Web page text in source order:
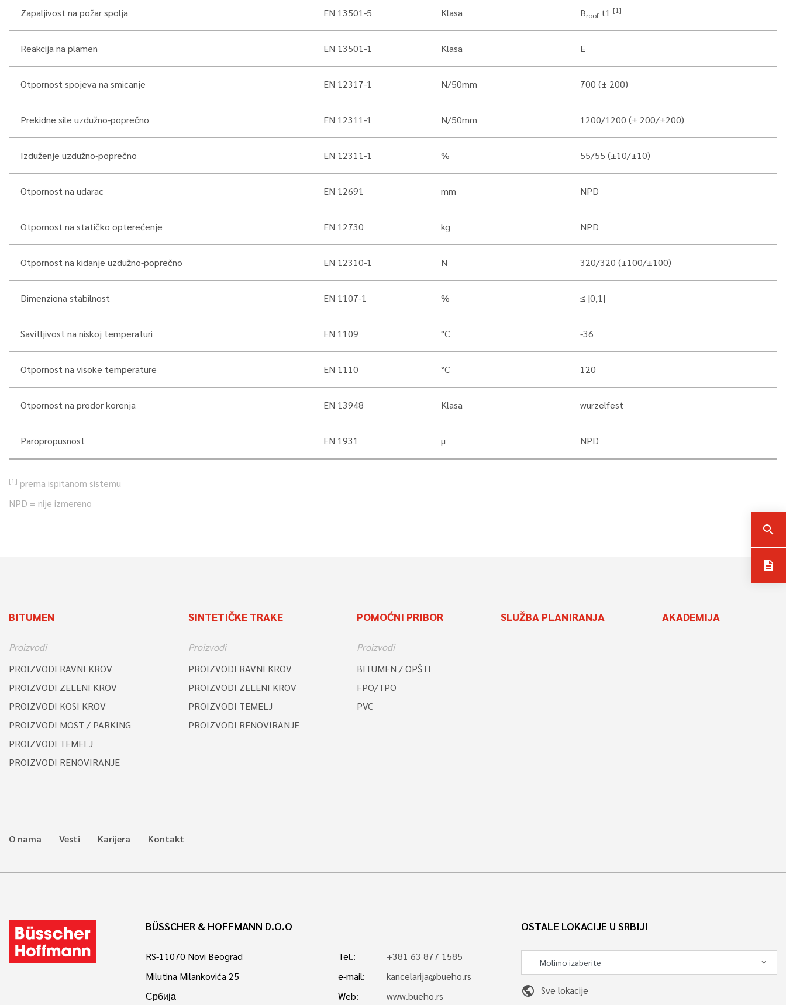
search
description
Zapaljivost na požar spolja EN 13501-5 Klasa Brooft1 [1]
Reakcija na plamen EN 13501-1 Klasa E
Otpornost spojeva na smicanje EN 12317-1 N/50mm 700 (± 200)
Prekidne sile uzdužno-poprečno EN 12311-1 N/50mm 1200/1200 (± 200/±200)
Izduženje uzdužno-poprečno EN 12311-1 % 55/55 (±10/±10)
Otpornost na udarac EN 12691 mm NPD
Otpornost na statičko opterećenje EN 12730 kg NPD
Otpornost na kidanje uzdužno-poprečno EN 12310-1 N 320/320 (±100/±100)
Dimenziona stabilnost EN 1107-1 % ≤ |0,1|
Savitljivost na niskoj temperaturi EN 1109 °C -36
Otpornost na visoke temperature EN 1110 °C 120
Otpornost na prodor korenja EN 13948 Klasa wurzelfest
Paropropusnost EN 1931 µ NPD
[1] prema ispitanom sistemu
NPD = nije izmereno
BITUMEN
Proizvodi
PROIZVODI RAVNI KROV
PROIZVODI ZELENI KROV
PROIZVODI KOSI KROV
PROIZVODI MOST / PARKING
PROIZVODI TEMELJ
PROIZVODI RENOVIRANJE
SINTETIČKE TRAKE
Proizvodi
PROIZVODI RAVNI KROV
PROIZVODI ZELENI KROV
PROIZVODI TEMELJ
PROIZVODI RENOVIRANJE
POMOĆNI PRIBOR
Proizvodi
BITUMEN / OPŠTI
FPO/TPO
PVC
SLUŽBA PLANIRANJA AKADEMIJA
O nama Vesti Karijera Kontakt
BÜSSCHER & HOFFMANN D.O.O
RS-11070 Novi Beograd
Milutina Milankovića 25
Србија
Tel.:
+381 63 877 1585
e-mail:
kancelarija@bueho.rs
Web:
www.bueho.rs
OSTALE LOKACIJE U SRBIJI
public Sve lokacije